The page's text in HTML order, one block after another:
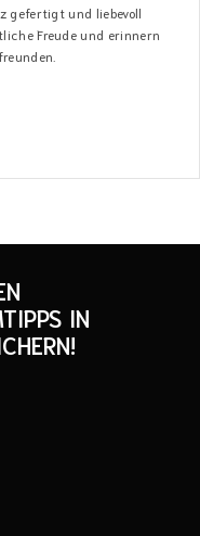
gefertigt und liebevoll
Freude und erinnern
IN